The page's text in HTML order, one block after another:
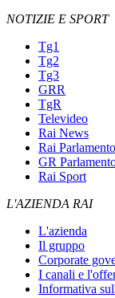
NOTIZIE E SPORT
Tg1
Tg2
Tg3
GRR
TgR
Televideo
Rai News
Rai Parlamento
GR
Rai Sport
L'AZIENDA RAI
L'azienda
Il gruppo
Corporate
I canali e
Informativa